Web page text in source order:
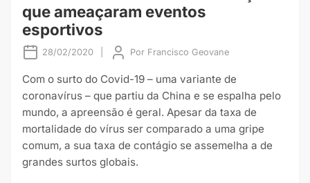
que ameaçaram eventos
esportivos
28/02/2020 Por Francisco Geovane
Com o surto do Covid-19 – uma variante de
coronavírus – que partiu da China e se espalha pelo
mundo, a apreensão é geral. Apesar da taxa de
mortalidade do vírus ser comparado a uma gripe
comum, a sua taxa de contágio se assemelha a de
grandes surtos globais.